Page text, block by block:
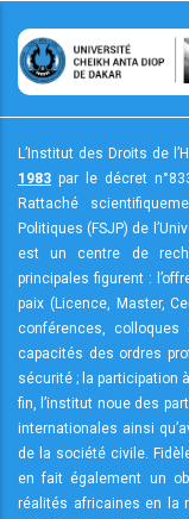
au
contenu
L’Institut des Droits de
1983 par le décret
Rattaché
Politiques (FSJP) de
est un centre de
principales figurent :
paix (Licence, Master,
conférences,
capacités des ordres
sécurité ; la participation
fin, l’institut noue des
internationales ainsi
de la société civile.
en fait également un
réalités africaines en la